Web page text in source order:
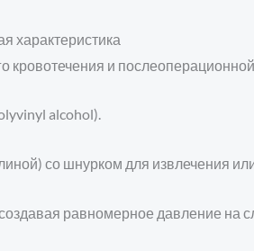
характеристика
кровотечения и
alcohol).
со шнурком для извлечения
равномерное давление на